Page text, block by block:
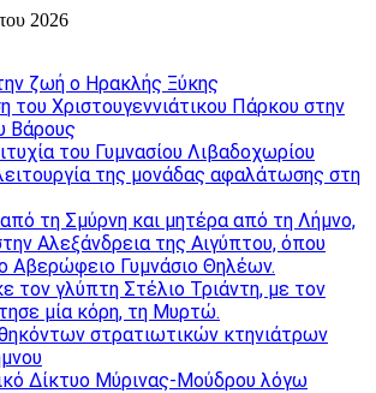
2026
ζωή o Ηρακλής Ξύκης
Χριστουγεννιάτικου Πάρκου στην
Βάρους
του Γυμνασίου Λιβαδοχωρίου
της μονάδας αφαλάτωσης στη
τη Σμύρνη και μητέρα από τη Λήμνο,
Αλεξάνδρεια της Αιγύπτου, όπου
Αβερώφειο Γυμνάσιο Θηλέων.
τον γλύπτη Στέλιο Τριάντη, με τον
μία κόρη, τη Μυρτώ.
στρατιωτικών κτηνιάτρων
Δίκτυο Μύρινας-Μούδρου λόγω